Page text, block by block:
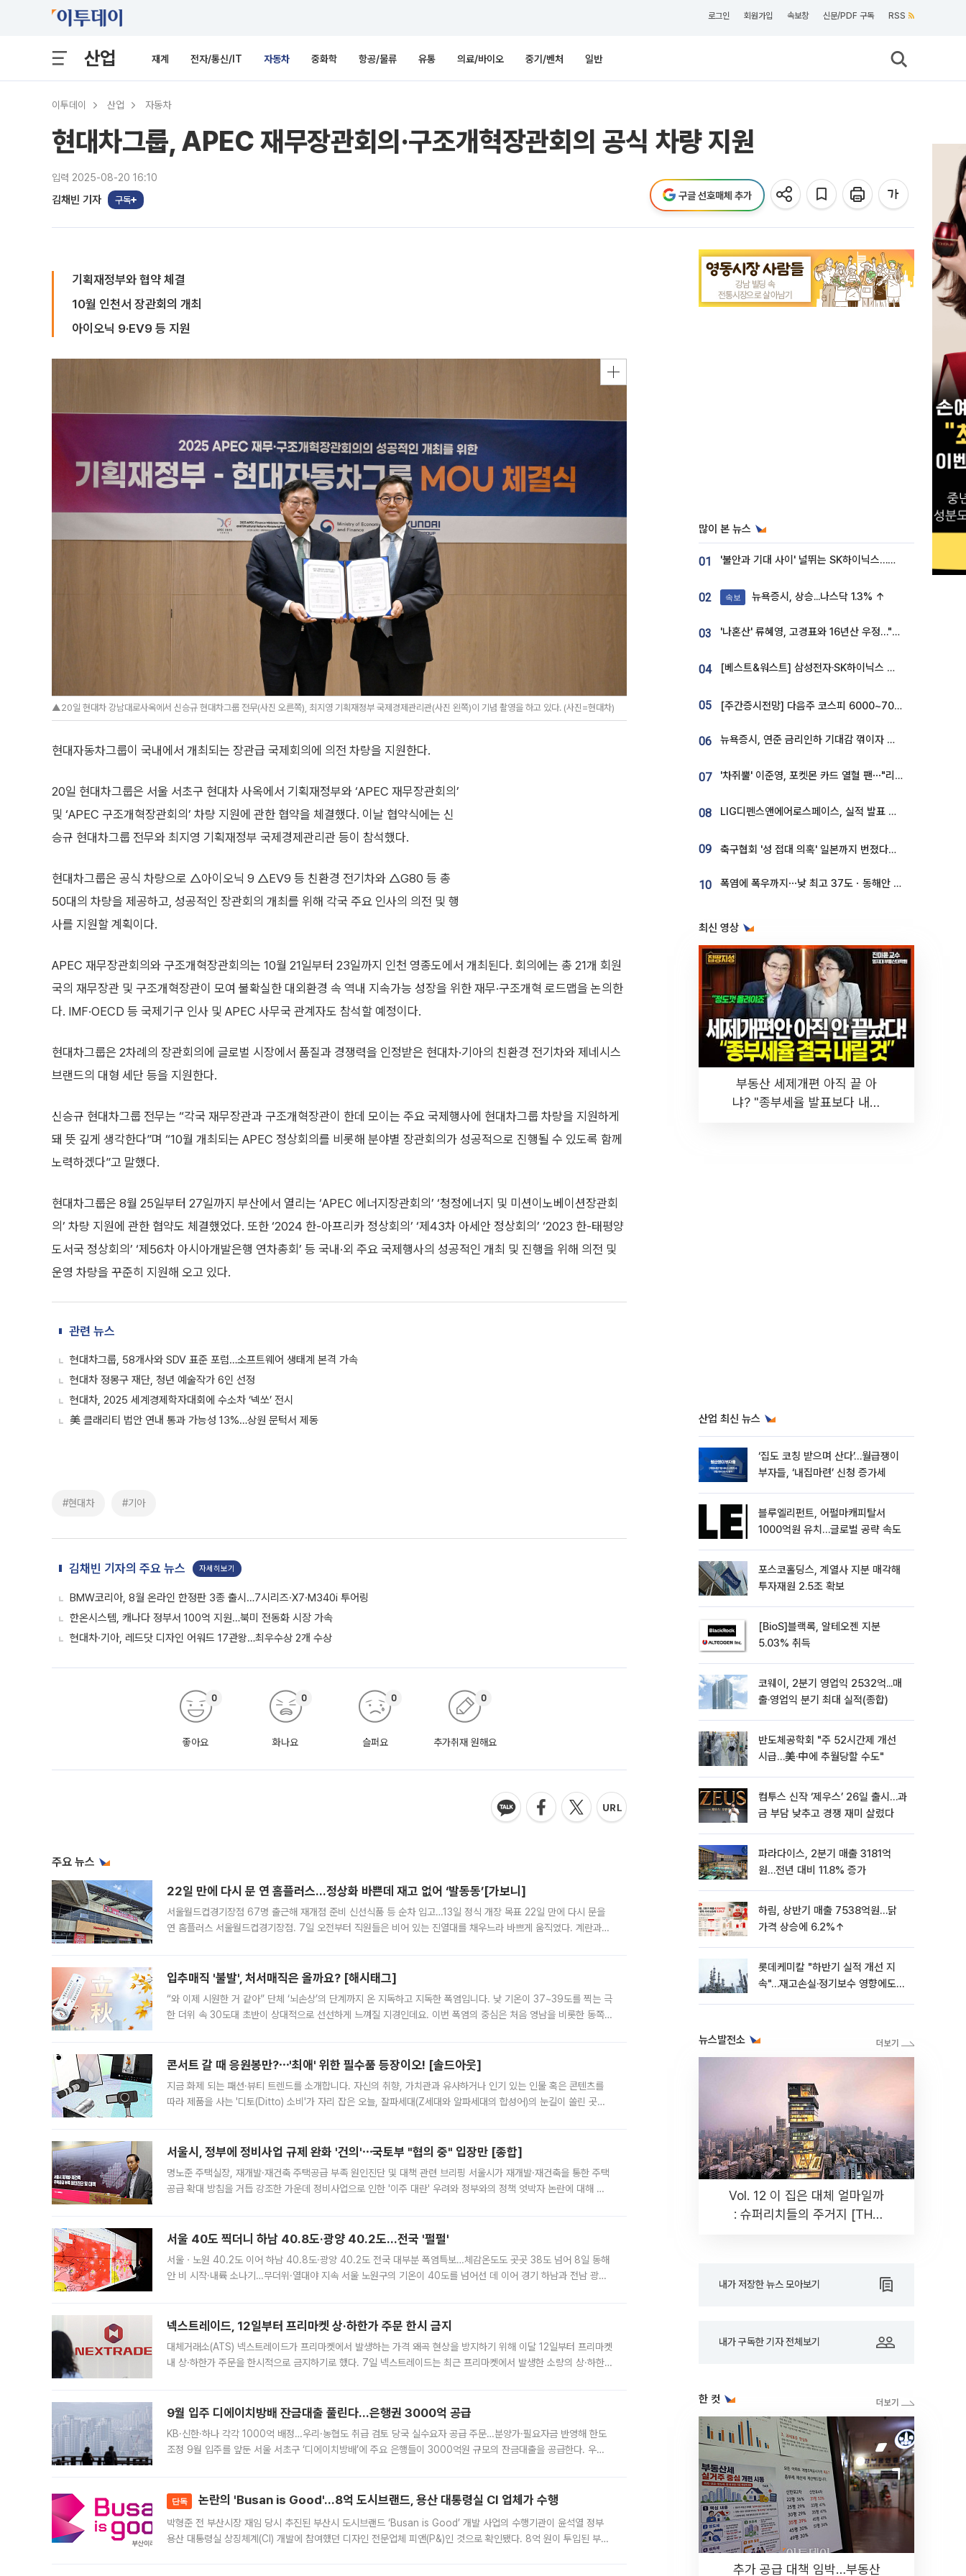
로그인 회원가입 속보창 신문/PDF 구독 RSS
산업 재계 전자/통신/IT 자동차 중화학 항공/물류 유통 의료/바이오 중기/벤처 일반
이투데이 산업 자동차
현대차그룹, APEC 재무장관회의·구조개혁장관회의 공식 차량 지원
입력 2025-08-20 16:10
김채빈 기자 구독 구글 선호매체 추가
기획재정부와 협약 체결
10월 인천서 장관회의 개최
아이오닉 9·EV9 등 지원
▲20일 현대차 강남대로사옥에서 신승규 현대차그룹 전무(사진 오른쪽), 최지영 기획재정부 국제경제관리관(사진 왼쪽)이 기념 촬영을 하고 있다. (사진=현대차)
현대자동차그룹이 국내에서 개최되는 장관급 국제회의에 의전 차량을 지원한다.
20일 현대차그룹은 서울 서초구 현대차 사옥에서 기획재정부와 ‘APEC 재무장관회의’
및 ‘APEC 구조개혁장관회의’ 차량 지원에 관한 협약을 체결했다. 이날 협약식에는 신
승규 현대차그룹 전무와 최지영 기획재정부 국제경제관리관 등이 참석했다.
현대차그룹은 공식 차량으로 △아이오닉 9 △EV9 등 친환경 전기차와 △G80 등 총
50대의 차량을 제공하고, 성공적인 장관회의 개최를 위해 각국 주요 인사의 의전 및 행
사를 지원할 계획이다.
APEC 재무장관회의와 구조개혁장관회의는 10월 21일부터 23일까지 인천 영종도에서 개최된다. 회의에는 총 21개 회원
국의 재무장관 및 구조개혁장관이 모여 불확실한 대외환경 속 역내 지속가능 성장을 위한 재무·구조개혁 로드맵을 논의한
다. IMF·OECD 등 국제기구 인사 및 APEC 사무국 관계자도 참석할 예정이다.
현대차그룹은 2차례의 장관회의에 글로벌 시장에서 품질과 경쟁력을 인정받은 현대차·기아의 친환경 전기차와 제네시스
브랜드의 대형 세단 등을 지원한다.
신승규 현대차그룹 전무는 “각국 재무장관과 구조개혁장관이 한데 모이는 주요 국제행사에 현대차그룹 차량을 지원하게
돼 뜻 깊게 생각한다”며 “10월 개최되는 APEC 정상회의를 비롯해 분야별 장관회의가 성공적으로 진행될 수 있도록 함께
노력하겠다”고 말했다.
현대차그룹은 8월 25일부터 27일까지 부산에서 열리는 ‘APEC 에너지장관회의’ ‘청정에너지 및 미션이노베이션장관회
의’ 차량 지원에 관한 협약도 체결했었다. 또한 ‘2024 한-아프리카 정상회의’ ‘제43차 아세안 정상회의’ ‘2023 한-태평양
도서국 정상회의’ ‘제56차 아시아개발은행 연차총회’ 등 국내·외 주요 국제행사의 성공적인 개최 및 진행을 위해 의전 및
운영 차량을 꾸준히 지원해 오고 있다.
관련 뉴스
현대차그룹, 58개사와 SDV 표준 포럼…소프트웨어 생태계 본격 가속
현대차 정몽구 재단, 청년 예술작가 6인 선정
현대차, 2025 세계경제학자대회에 수소차 ‘넥쏘’ 전시
美 클래리티 법안 연내 통과 가능성 13%…상원 문턱서 제동
#현대차 #기아
김채빈 기자의 주요 뉴스 자세히보기
BMW코리아, 8월 온라인 한정판 3종 출시…7시리즈·X7·M340i 투어링
한온시스템, 캐나다 정부서 100억 지원…북미 전동화 시장 가속
현대차·기아, 레드닷 디자인 어워드 17관왕…최우수상 2개 수상
좋아요
0
화나요
0
슬퍼요
0
추가취재 원해요
0
주요 뉴스
22일 만에 다시 문 연 홈플러스…정상화 바쁜데 재고 없어 ‘발동동’[가보니]
서울월드컵경기장점 67명 출근해 재개점 준비 신선식품 등 순차 입고…13일 정식 개장 목표 22일 만에 다시 문을
연 홈플러스 서울월드컵경기장점. 7일 오전부터 직원들은 비어 있는 진열대를 채우느라 바쁘게 움직였다. 계란과
입추매직 '불발', 처서매직은 올까요? [해시태그]
“와 이제 시원한 거 같아” 단체 ‘뇌손상’의 단계까지 온 지독하고 지독한 폭염입니다. 낮 기온이 37~39도를 찍는 극
한 더위 속 30도대 초반이 상대적으로 선선하게 느껴질 지경인데요. 이번 폭염의 중심은 처음 영남을 비롯한 동쪽
콘서트 갈 때 응원봉만?⋯'최애' 위한 필수품 등장이오! [솔드아웃]
지금 화제 되는 패션·뷰티 트렌드를 소개합니다. 자신의 취향, 가치관과 유사하거나 인기 있는 인물 혹은 콘텐츠를
따라 제품을 사는 '디토(Ditto) 소비'가 자리 잡은 오늘, 잘파세대(Z세대와 알파세대의 합성어)의 눈길이 쏠린 곳은
서울시, 정부에 정비사업 규제 완화 '건의'⋯국토부 "협의 중" 입장만 [종합]
명노준 주택실장, 재개발·재건축 주택공급 부족 원인진단 및 대책 관련 브리핑 서울시가 재개발·재건축을 통한 주택
공급 확대 방침을 거듭 강조한 가운데 정비사업으로 인한 '이주 대란' 우려와 정부와의 정책 엇박자 논란에 대해 정
서울 40도 찍더니 하남 40.8도·광양 40.2도…전국 '펄펄'
서울ㆍ노원 40.2도 이어 하남 40.8도·광양 40.2도 전국 대부분 폭염특보…체감온도도 곳곳 38도 넘어 8일 동해
안 비 시작·내륙 소나기…무더위·열대야 지속 서울 노원구의 기온이 40도를 넘어선 데 이어 경기 하남과 전남 광양
넥스트레이드, 12일부터 프리마켓 상·하한가 주문 한시 금지
대체거래소(ATS) 넥스트레이드가 프리마켓에서 발생하는 가격 왜곡 현상을 방지하기 위해 이달 12일부터 프리마켓
내 상·하한가 주문을 한시적으로 금지하기로 했다. 7일 넥스트레이드는 최근 프리마켓에서 발생한 소량의 상·하한
9월 입주 디에이치방배 잔금대출 풀린다…은행권 3000억 공급
KB·신한·하나 각각 1000억 배정…우리·농협도 취급 검토 당국 실수요자 공급 주문…분양가·필요자금 반영해 한도
조정 9월 입주를 앞둔 서울 서초구 ‘디에이치방배’에 주요 은행들이 3000억원 규모의 잔금대출을 공급한다. 우리
단독 논란의 'Busan is Good'…8억 도시브랜드, 용산 대통령실 CI 업체가 수행
박형준 전 부산시장 재임 당시 추진된 부산시 도시브랜드 ‘Busan is Good’ 개발 사업의 수행기관이 윤석열 정부
용산 대통령실 상징체계(CI) 개발에 참여했던 디자인 전문업체 피앤(P&)인 것으로 확인됐다. 8억 원이 투입된 부산
많이 본 뉴스
01 '불안과 기대 사이' 널뛰는 SK하이닉스…증권가 "HBM4·LTA 기반 펀터멘털 견고"
02 속보 뉴욕증시, 상승...나스닥 1.3% ↑
03 '나혼산' 류혜영, 고경표와 16년산 우정…"자취방서 부모님과 마주쳐"
04 [베스트&워스트] 삼성전자·SK하이닉스 밀린 한 주…상상인증권은 85% 급등
05 [주간증시전망] 다음주 코스피 6000~7000⋯“外人 수급은 정책이 변수”
06 뉴욕증시, 연준 금리인하 기대감 꺾이자 상승...S&P500 사상 최고치 [종합]
07 '차쥐뿔' 이준영, 포켓몬 카드 열혈 팬⋯"리셀러 처단할 것"
08 LIG디펜스앤에어로스페이스, 실적 발표 후 급락→반등⋯증권가 “28년까지 튼튼”
09 축구협회 '성 접대 의혹' 일본까지 번졌다…日 심판 실명 공개
10 폭염에 폭우까지⋯낮 최고 37도ㆍ동해안 강한 비 [날씨]
최신 영상
부동산 세제개편 아직 끝 아
냐? "종부세율 발표보다 내릴
산업 최신 뉴스
‘집도 코칭 받으며 산다’…월급쟁이
부자들, ‘내집마련’ 신청 증가세
블루엘리펀트, 어펄마캐피탈서
1000억원 유치…글로벌 공략 속도
포스코홀딩스, 계열사 지분 매각해
투자재원 2.5조 확보
[BioS]블랙록, 알테오젠 지분
5.03% 취득
코웨이, 2분기 영업익 2532억...매
출·영업익 분기 최대 실적(종합)
반도체공학회 "주 52시간제 개선
시급…美·中에 추월당할 수도"
컴투스 신작 ‘제우스’ 26일 출시…과
금 부담 낮추고 경쟁 재미 살렸다
파라다이스, 2분기 매출 3181억
원…전년 대비 11.8% 증가
하림, 상반기 매출 7538억원…닭
가격 상승에 6.2%↑
롯데케미칼 "하반기 실적 개선 지
속"…재고손실·정기보수 영향에도
뉴스발전소
Vol. 12 이 집은 대체 얼마일까
: 슈퍼리치들의 주거지 [THE
내가 저장한 뉴스 모아보기
내가 구독한 기자 전체보기
한 컷
추가 공급 대책 임박…부동산